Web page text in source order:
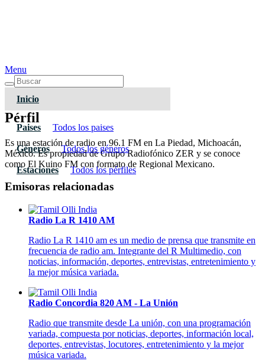
Menu
Inicio
Paises Todos los paises
Géneros Todos los géneros
Estaciones Todos los pérfiles
Pérfil
Es una estación de radio en 96.1 FM en La Piedad, Michoacán,
México. Es propiedad de Grupo Radiofónico ZER y se conoce
como El Kuino FM con formato de Regional Mexicano.
Emisoras relacionadas
Radio La R 1410 AM
Radio La R 1410 am es un medio de prensa que transmite en
frecuencia de radio am. Integrante del R Multimedio, con
noticias, información, deportes, entrevistas, entretenimiento y
la mejor música variada.
Radio Concordia 820 AM - La Unión
Radio que transmite desde La unión, con una programación
variada, compuesta por noticias, deportes, información local,
deportes, entrevistas, locutores, entretenimiento y la mejor
música variada.